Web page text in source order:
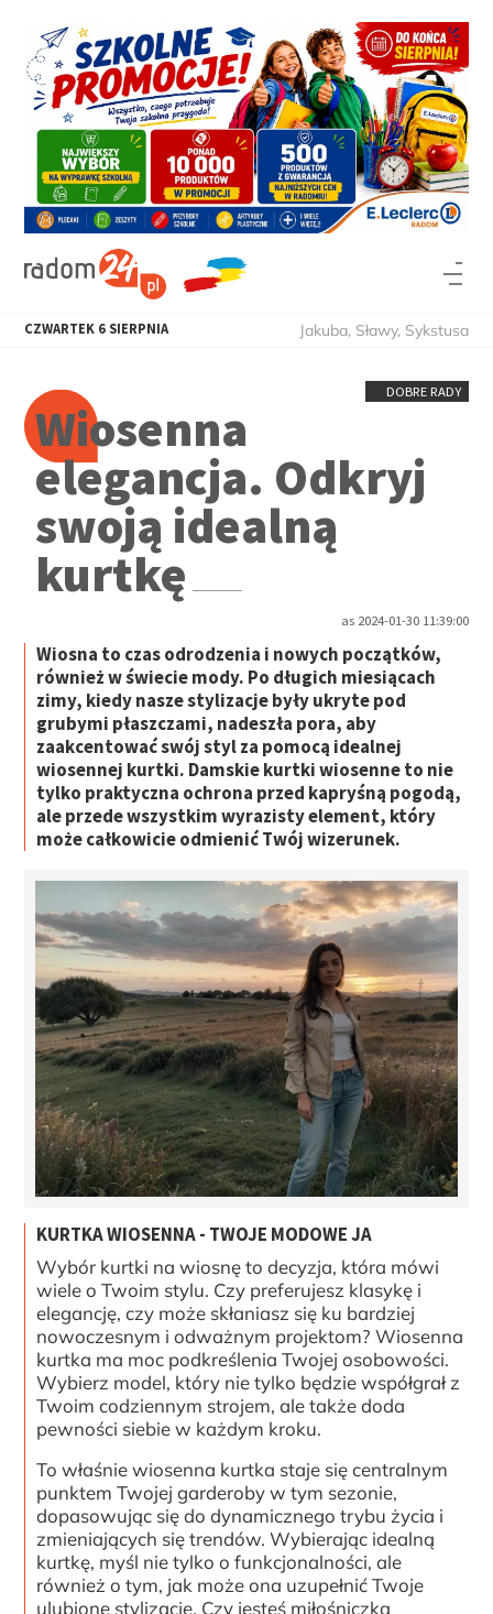
CZWARTEK 6 SIERPNIA Jakuba, Sławy, Sykstusa
DOBRE RADY
Wiosenna
elegancja. Odkryj
swoją idealną
kurtkę
as 2024-01-30 11:39:00
Wiosna to czas odrodzenia i nowych początków,
również w świecie mody. Po długich miesiącach
zimy, kiedy nasze stylizacje były ukryte pod
grubymi płaszczami, nadeszła pora, aby
zaakcentować swój styl za pomocą idealnej
wiosennej kurtki. Damskie kurtki wiosenne to nie
tylko praktyczna ochrona przed kapryśną pogodą,
ale przede wszystkim wyrazisty element, który
może całkowicie odmienić Twój wizerunek.
KURTKA WIOSENNA - TWOJE MODOWE JA
Wybór kurtki na wiosnę to decyzja, która mówi
wiele o Twoim stylu. Czy preferujesz klasykę i
elegancję, czy może skłaniasz się ku bardziej
nowoczesnym i odważnym projektom? Wiosenna
kurtka ma moc podkreślenia Twojej osobowości.
Wybierz model, który nie tylko będzie współgrał z
Twoim codziennym strojem, ale także doda
pewności siebie w każdym kroku.
To właśnie wiosenna kurtka staje się centralnym
punktem Twojej garderoby w tym sezonie,
dopasowując się do dynamicznego trybu życia i
zmieniających się trendów. Wybierając idealną
kurtkę, myśl nie tylko o funkcjonalności, ale
również o tym, jak może ona uzupełnić Twoje
ulubione stylizacje. Czy jesteś miłośniczką